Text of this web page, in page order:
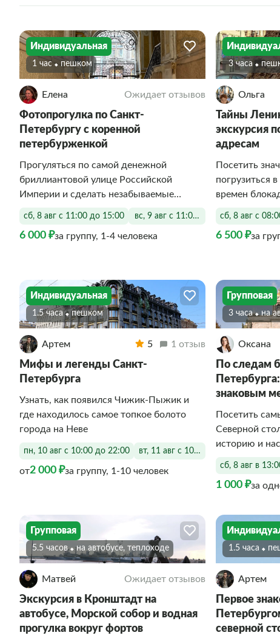
Индивидуальная
1 час Пешком
Елена Ожидает отзывов
Фотопрогулка по Санкт-
Петербургу с коренной
петербурженкой
Прогуляться по самой денежной
бриллиантовой улице Российской
Империи и сделать незабываемые
сб, 8 авг с 11:00 до 15:00 вс, 9 авг с 11:00 до 15:00
6 000 ₽за группу, 1-4 человека
3 часа
Ольга
Тайны
экскурсия
адресам
Посетить
погрузиться
времен
сб, 8 авг с
6 500 ₽за
Индивидуальная
1.5 часа Пешком
Артем 5 1 отзыв
Мифы и легенды Санкт-
Петербурга
Узнать, как появился Чижик-Пыжик и
где находилось самое топкое болото
города на Неве
пн, 10 авг с 10:00 до 22:00 вт, 11 авг с 10:00 до 22:00
от2 000 ₽за группу, 1-10 человек
Групповая
3 часа На
Оксана
По следам
знаковым
Посетить
Северной
историю и
сб, 8 авг в
1 000 ₽за
Групповая
5.5 часов На автобусе, теплоходе
Матвей Ожидает отзывов
Экскурсия в Кронштадт на
автобусе, Морской собор и водная
прогулка вокруг фортов
1.5 часа
Артем
Первое
северной